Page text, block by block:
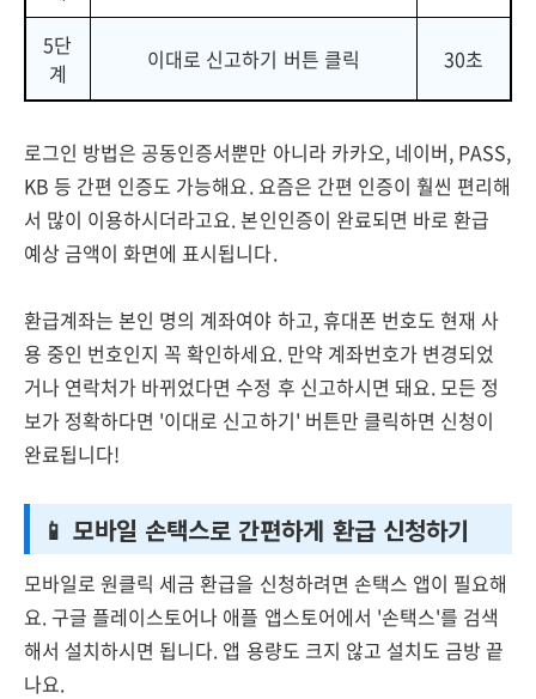
5단
계
이대로 신고하기 버튼 클릭 30초
로그인 방법은 공동인증서뿐만 아니라 카카오, 네이버, PASS,
KB 등 간편 인증도 가능해요. 요즘은 간편 인증이 훨씬 편리해
서 많이 이용하시더라고요. 본인인증이 완료되면 바로 환급
예상 금액이 화면에 표시됩니다.
환급계좌는 본인 명의 계좌여야 하고, 휴대폰 번호도 현재 사
용 중인 번호인지 꼭 확인하세요. 만약 계좌번호가 변경되었
거나 연락처가 바뀌었다면 수정 후 신고하시면 돼요. 모든 정
보가 정확하다면 '이대로 신고하기' 버튼만 클릭하면 신청이
완료됩니다!
📱 모바일 손택스로 간편하게 환급 신청하기
모바일로 원클릭 세금 환급을 신청하려면 손택스 앱이 필요해
요. 구글 플레이스토어나 애플 앱스토어에서 '손택스'를 검색
해서 설치하시면 됩니다. 앱 용량도 크지 않고 설치도 금방 끝
나요.